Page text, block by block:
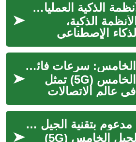
كيف تغير الأنظمة الذكية العمليات اليومية
الذكية،
الاصطناعي
تحولاً جذريًا في كيفية
اليومية عبر م...
تقنية الجيل الخامس: سرعات فائقة لتجربة محسنة
تقنية الجيل الخامس (5G) تمثل
عالم الاتصالات
بسرعات غير
استجابة منخفض
تحول رقمي مدعوم بتقنية الجيل الخامس
تمثل تقنية الجيل الخامس (5G)